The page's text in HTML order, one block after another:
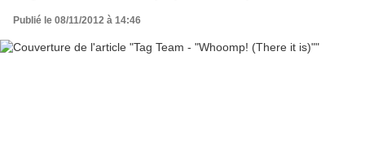
Publié le 08/11/2012 à 14:46